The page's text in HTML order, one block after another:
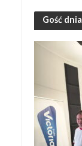
Gość dnia